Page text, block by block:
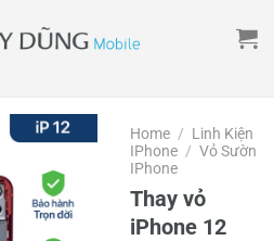
Home / Linh Kiện
IPhone / Vỏ Sườn
IPhone
Thay vỏ
iPhone 12